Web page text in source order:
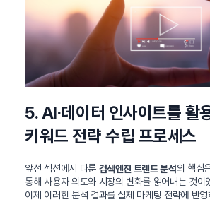
5. AI·데이터 인사이트를 활
키워드 전략 수립 프로세스
앞선 섹션에서 다룬 검색엔진 트렌드 분석의 핵심
통해 사용자 의도와 시장의 변화를 읽어내는 것이
이제 이러한 분석 결과를 실제 마케팅 전략에 반영